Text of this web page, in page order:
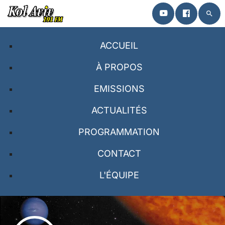
search
close
ACCUEIL
À PROPOS
EMISSIONS
ACTUALITÉS
PROGRAMMATION
CONTACT
L'ÉQUIPE